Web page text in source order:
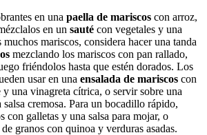
en una paella de mariscos con arroz,
en un sauté con vegetales y una
muchos mariscos, considera hacer una tanda
mezclando los mariscos con pan rallado,
friéndolos hasta que estén dorados. Los
usar en una ensalada de mariscos con
y una vinagreta cítrica, o servir sobre una
salsa cremosa. Para un bocadillo rápido,
con galletas y una salsa para mojar, o
granos con quinoa y verduras asadas.